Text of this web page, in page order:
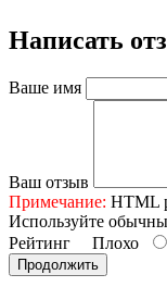
Написать
Ваше имя
Ваш отзыв
Примечание: HTML
Используйте
Рейтинг Плохо
Продолжить